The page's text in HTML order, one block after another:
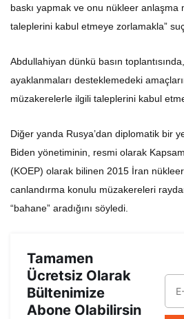
baskı yapmak ve onu nükleer anlaşma
taleplerini kabul etmeye zorlamakla”
Abdullahiyan dünkü basın
ayaklanmaları desteklemedeki
müzakerelerle ilgili taleplerini kabul
Diğer yanda Rusya’dan diplomatik bir
Biden yönetiminin, resmi olarak
(KOEP) olarak bilinen 2015 İran
canlandırma konulu müzakereleri
“bahane” aradığını söyledi.
Tamamen
Ücretsiz Olarak
Bültenimize
Abone Olabilirsin